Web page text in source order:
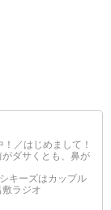
／はじめまして！
ダサくとも、鼻が
ーズはカップル
ラジオ